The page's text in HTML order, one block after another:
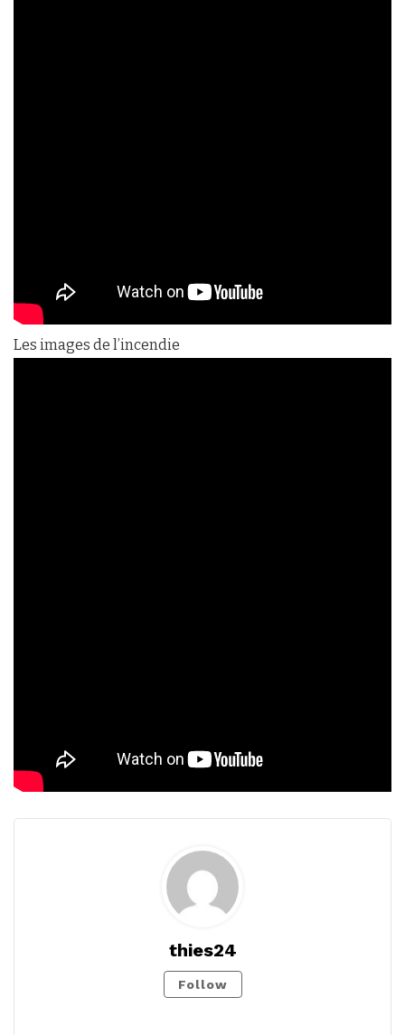
Les images de l’incendie
thies24
Follow